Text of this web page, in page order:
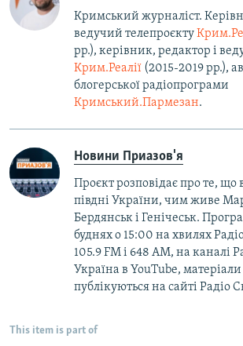
Кримський журналіст.
ведучий телепроєкту
рр.), керівник, редактор і
Крим.Реалії (2015-2019 рр.),
блогерської радіопрограми
Кримський.Пармезан.​
Новини Приазов'я
Проєкт розповідає про те, що
півдні України, чим живе
Бердянськ і Генічеськ.
буднях о 15:00 на хвилях
105.9 FM і 648 АМ, на каналі
Україна в YouTube,
публікуються на сайті Радіо
This item is part of